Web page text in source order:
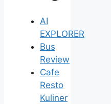
AI
EXPLORER
Bus
Review
Cafe
Resto
Kuliner